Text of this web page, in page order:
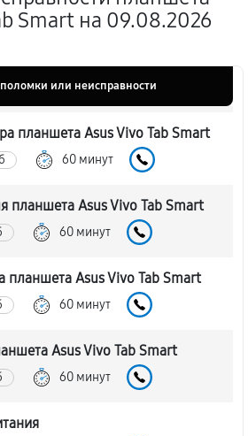
Smart на 09.08.2026
или неисправности
планшета Asus Vivo Tab Smart
60 минут
планшета Asus Vivo Tab Smart
60 минут
Asus Vivo Tab Smart
60 минут
Asus Vivo Tab Smart
60 минут